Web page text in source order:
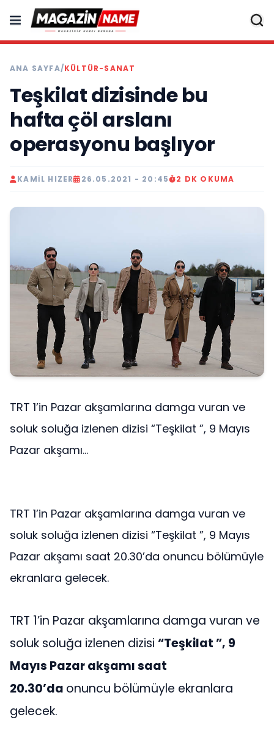
ANA SAYFA/KÜLTÜR-SANAT
Teşkilat dizisinde bu
hafta çöl arslanı
operasyonu başlıyor
KAMIL HIZER 26.05.2021 - 20:45 2 DK OKUMA
TRT 1’in Pazar akşamlarına damga vuran ve
soluk soluğa izlenen dizisi “Teşkilat ”, 9 Mayıs
Pazar akşamı...
TRT 1’in Pazar akşamlarına damga vuran ve
soluk soluğa izlenen dizisi “Teşkilat ”, 9 Mayıs
Pazar akşamı saat 20.30’da onuncu bölümüyle
ekranlara gelecek.
TRT 1’in Pazar akşamlarına damga vuran ve
soluk soluğa izlenen dizisi “Teşkilat ”, 9
Mayıs Pazar akşamı saat
20.30’da onuncu bölümüyle ekranlara
gelecek.